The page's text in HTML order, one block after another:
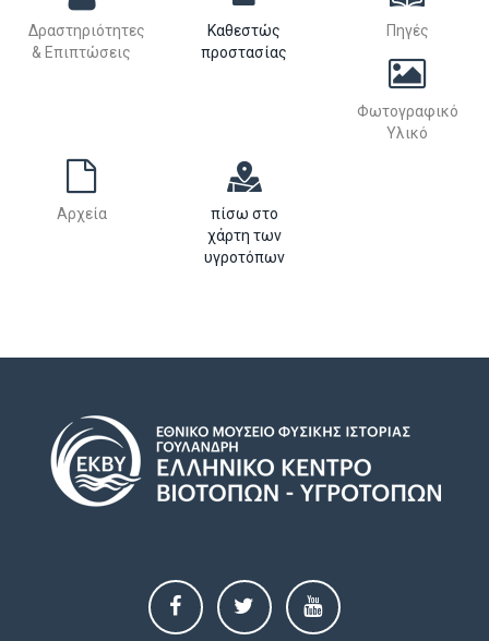
Δραστηριότητες
& Επιπτώσεις
Καθεστώς
προστασίας
Πηγές
Φωτογραφικό
Υλικό
Αρχεία
πίσω στο
χάρτη των
υγροτόπων